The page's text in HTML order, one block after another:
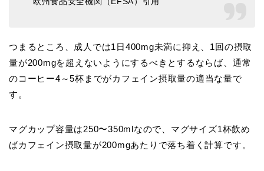
つまるところ、成人では1日400mg未満に抑え、1回の摂取
量が200mgを超えないようにするべきとするならば、通常
のコーヒー4～5杯までがカフェイン摂取量の適当な量で
す。
マグカップ容量は250〜350mlなので、マグサイズ1杯飲め
ばカフェイン摂取量が200mgあたりで落ち着く計算です。